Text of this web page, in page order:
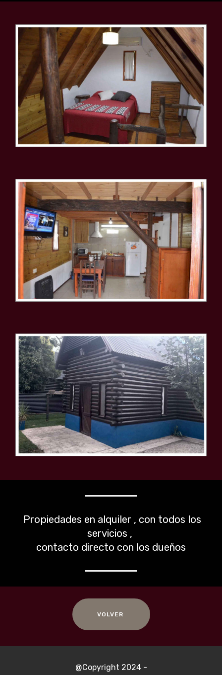
Propiedades en alquiler , con todos los
servicios ,
contacto directo con los dueños
VOLVER
@Copyright 2024 -